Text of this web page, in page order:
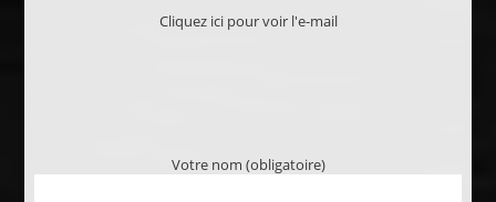
Cliquez ici pour voir l'e-mail
Votre nom (obligatoire)